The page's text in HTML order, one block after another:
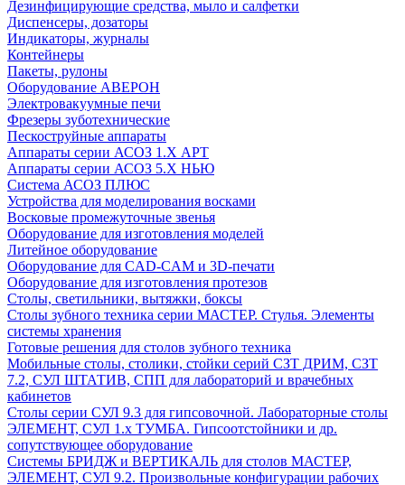
Дезинфицирующие средства, мыло и салфетки
Диспенсеры, дозаторы
Индикаторы, журналы
Контейнеры
Пакеты, рулоны
Оборудование АВЕРОН
Электровакуумные печи
Фрезеры зуботехнические
Пескоструйные аппараты
Аппараты серии АСОЗ 1.Х АРТ
Аппараты серии АСОЗ 5.Х НЬЮ
Система АСОЗ ПЛЮС
Устройства для моделирования восками
Восковые промежуточные звенья
Оборудование для изготовления моделей
Литейное оборудование
Оборудование для CAD-CAM и 3D-печати
Оборудование для изготовления протезов
Cтолы, светильники, вытяжки, боксы
Столы зубного техника серии МАСТЕР. Стулья. Элементы
системы хранения
Готовые решения для столов зубного техника
Мобильные столы, столики, стойки серий СЗТ ДРИМ, СЗТ
7.2, СУЛ ШТАТИВ, СПП для лабораторий и врачебных
кабинетов
Столы серии СУЛ 9.3 для гипсовочной. Лабораторные столы
ЭЛЕМЕНТ, СУЛ 1.х ТУМБА. Гипсоотстойники и др.
сопутствующее оборудование
Системы БРИДЖ и ВЕРТИКАЛЬ для столов МАСТЕР,
ЭЛЕМЕНТ, СУЛ 9.2. Произвольные конфигурации рабочих